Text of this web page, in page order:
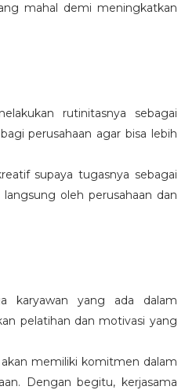
mahal demi meningkatkan
rutinitasnya sebagai
perusahaan agar bisa lebih
supaya tugasnya sebagai
oleh perusahaan dan
karyawan yang ada dalam
pelatihan dan motivasi yang
memiliki komitmen dalam
Dengan begitu, kerjasama